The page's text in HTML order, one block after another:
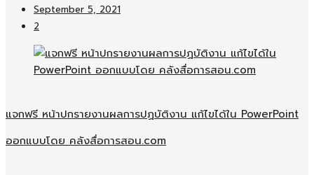
September 5, 2021
2
แจกฟรี หน้าปกรายงานผลการปฏบัติงาน แก้ไขได้ใน PowerPoint
ออกแบบโดย คลังสื่อการสอน.com